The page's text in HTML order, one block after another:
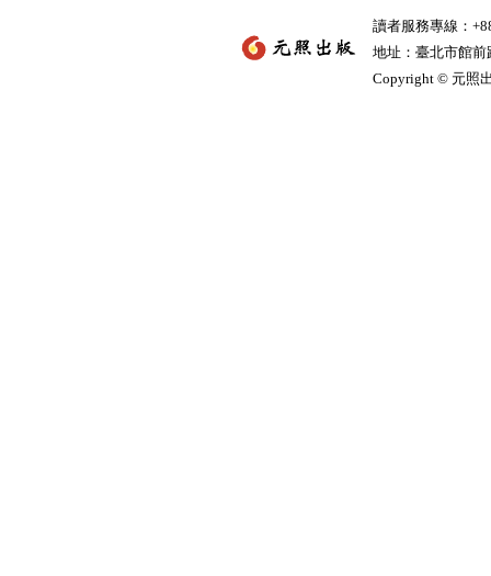
讀者服務專線：
地址：臺北市館
Copyright © 元照